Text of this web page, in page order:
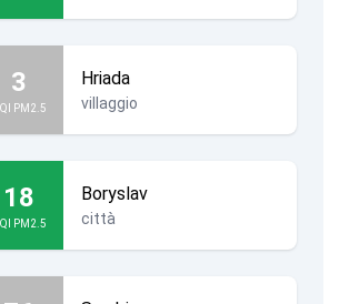
3
PM2.5
Hriada
villaggio
18
PM2.5
Boryslav
città